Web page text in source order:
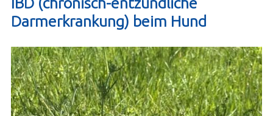
Darmerkrankung) beim Hund